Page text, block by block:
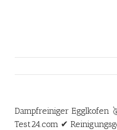
Dampfreiniger Egglkofen
Test24.com ✔